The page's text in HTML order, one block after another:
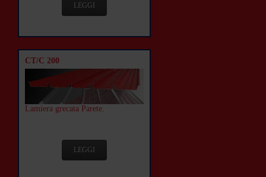
LEGGI
CT/C 200
Lamiera grecata Parete.
LEGGI